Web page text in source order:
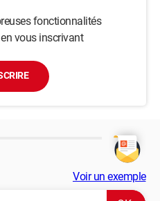
fonctionnalités
vous inscrivant
Voir un exemple